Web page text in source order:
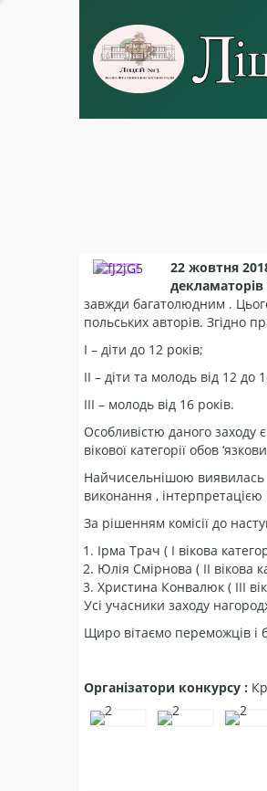
22 жовтня
завжди багатолюдним .
польських авторів. Згідно
І – діти до 12 років;
ІІ – діти та молодь від 12 до
ІІІ – молодь від 16 років.
Особливістю даного заходу
вікової категорії обов
Найчисельнішою виявилась
виконання , інтерпретацією
За рішенням комісії до
Ірма Трач ( І вікова
Юлія Смірнова ( ІІ вікова
Христина Конвалюк ( ІІІ
Усі учасники заходу
Щиро вітаємо переможців і
Організатори конкурсу :